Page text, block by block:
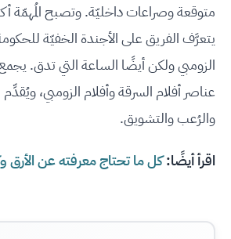
متوقعة وصراعات داخليّة. وتصبح المُهمّة
يتعرَّف الفريق على الأجندة الخفيّة
الزومبي ولكن أيضًا الساعة التي تدق.
عناصر أفلام السرقة وأفلام الزومبي،
والرُعب والتشويق.
اقرأ أيضًا:كل ما تحتاج معرفته عن الأرق